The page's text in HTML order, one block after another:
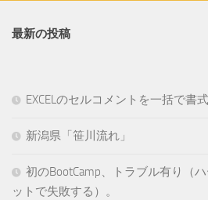
最新の投稿
EXCELのセルコメントを一括で書
新潟県「笹川流れ」
初のBootCamp、トラブル有り（
ットで失敗する）。